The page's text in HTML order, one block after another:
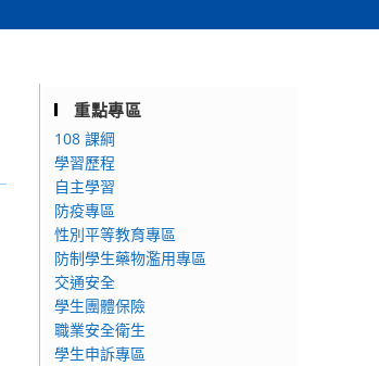
重點專區
108 課綱
學習歷程
自主學習
防疫專區
性別平等教育專區
防制學生藥物濫用專區
交通安全
學生團體保險
職業安全衛生
學生申訴專區